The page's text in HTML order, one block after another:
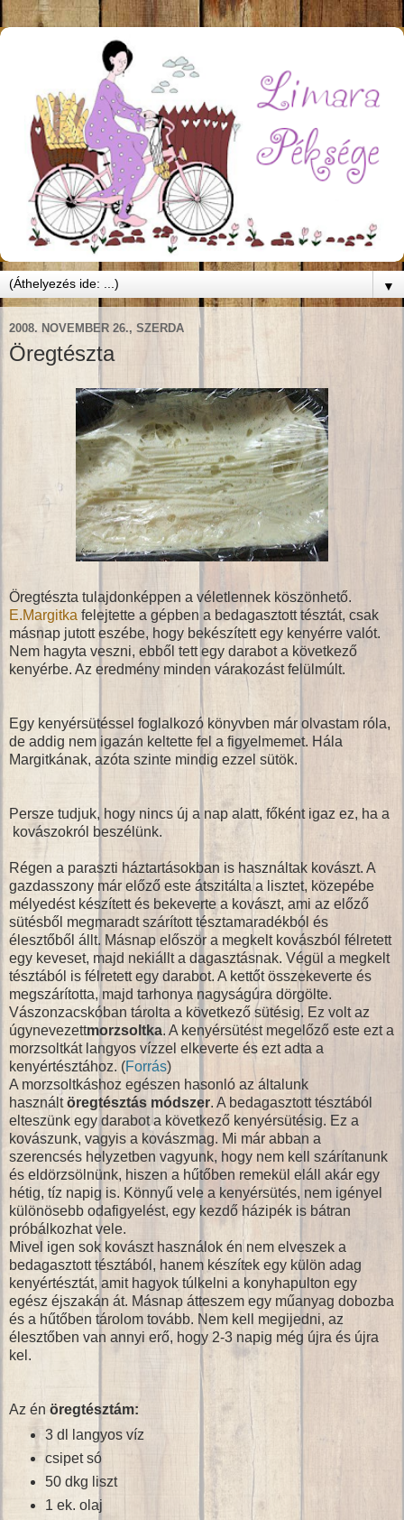
▼
2008. NOVEMBER 26., SZERDA
Öregtészta
Öregtészta tulajdonképpen a véletlennek köszönhető.
E.Margitka felejtette a gépben a bedagasztott tésztát, csak
másnap jutott eszébe, hogy bekészített egy kenyérre valót.
Nem hagyta veszni, ebből tett egy darabot a következő
kenyérbe. Az eredmény minden várakozást felülmúlt.
Egy kenyérsütéssel foglalkozó könyvben már olvastam róla,
de addig nem igazán keltette fel a figyelmemet. Hála
Margitkának, azóta szinte mindig ezzel sütök.
Persze tudjuk, hogy nincs új a nap alatt, főként igaz ez, ha a
kovászokról beszélünk.
Régen a paraszti háztartásokban is használtak kovászt. A
gazdasszony már előző este átszitálta a lisztet, közepébe
mélyedést készített és bekeverte a kovászt, ami az előző
sütésből megmaradt szárított tésztamaradékból és
élesztőből állt. Másnap először a megkelt kovászból félretett
egy keveset, majd nekiállt a dagasztásnak. Végül a megkelt
tésztából is félretett egy darabot. A kettőt összekeverte és
megszárította, majd tarhonya nagyságúra dörgölte.
Vászonzacskóban tárolta a következő sütésig. Ez volt az
úgynevezettmorzsoltka. A kenyérsütést megelőző este ezt a
morzsoltkát langyos vízzel elkeverte és ezt adta a
kenyértésztához. (Forrás)
A morzsoltkáshoz egészen hasonló az általunk
használtöregtésztás módszer. A bedagasztott tésztából
elteszünk egy darabot a következő kenyérsütésig. Ez a
kovászunk, vagyis a kovászmag. Mi már abban a
szerencsés helyzetben vagyunk, hogy nem kell szárítanunk
és eldörzsölnünk, hiszen a hűtőben remekül eláll akár egy
hétig, tíz napig is. Könnyű vele a kenyérsütés, nem igényel
különösebb odafigyelést, egy kezdő házipék is bátran
próbálkozhat vele.
Mivel igen sok kovászt használok én nem elveszek a
bedagasztott tésztából, hanem készítek egy külön adag
kenyértésztát, amit hagyok túlkelni a konyhapulton egy
egész éjszakán át. Másnap átteszem egy műanyag dobozba
és a hűtőben tárolom tovább. Nem kell megijedni, az
élesztőben van annyi erő, hogy 2-3 napig még újra és újra
kel.
Az én öregtésztám:
3 dl langyos víz
csipet só
50 dkg liszt
1 ek. olaj